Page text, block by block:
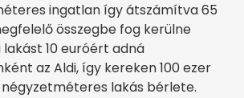
ingatlan így átszámítva 65
összegbe fog kerülne
10 euróért adná
az Aldi, így kereken 100 ezer
lakás bérlete.